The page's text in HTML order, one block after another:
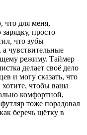
что для меня,
просто
что зубы
а чувствительные
режиму. Таймер
делает своё дело
и могу сказать, что
чтобы ваша
комфортной,
тоже порадовал
беречь щётку в